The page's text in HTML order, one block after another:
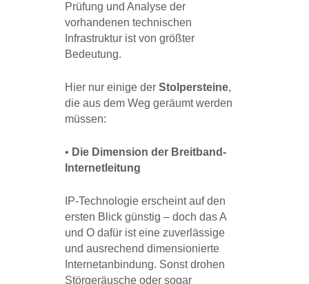
Prüfung und Analyse der
vorhandenen technischen
Infrastruktur ist von größter
Bedeutung.
Hier nur einige der Stolpersteine,
die aus dem Weg geräumt werden
müssen:
• Die Dimension der Breitband-
Internetleitung
IP-Technologie erscheint auf den
ersten Blick günstig – doch das A
und O dafür ist eine zuverlässige
und ausrechend dimensionierte
Internetanbindung. Sonst drohen
Störgeräusche oder sogar